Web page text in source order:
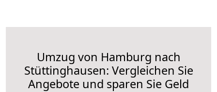
Umzug von Hamburg nach
Stüttinghausen: Vergleichen Sie
Angebote und sparen Sie Geld